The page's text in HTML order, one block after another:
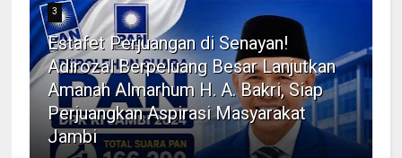
3
Estafet Perjuangan di Senayan!
Adirozal Berpeluang Besar Lanjutkan
Amanah Almarhum H. A. Bakri, Siap
Perjuangkan Aspirasi Masyarakat
Jambi